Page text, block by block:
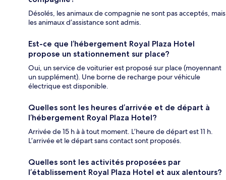
Désolés, les animaux de compagnie ne sont pas acceptés, mais
les animaux d’assistance sont admis.
Est-ce que l’hébergement Royal Plaza Hotel
propose un stationnement sur place?
Oui, un service de voiturier est proposé sur place (moyennant
un supplément). Une borne de recharge pour véhicule
électrique est disponible.
Quelles sont les heures d’arrivée et de départ à
l’hébergement Royal Plaza Hotel?
Arrivée de 15 h à à tout moment. L’heure de départ est 11 h.
L’arrivée et le départ sans contact sont proposés.
Quelles sont les activités proposées par
l’établissement Royal Plaza Hotel et aux alentours?